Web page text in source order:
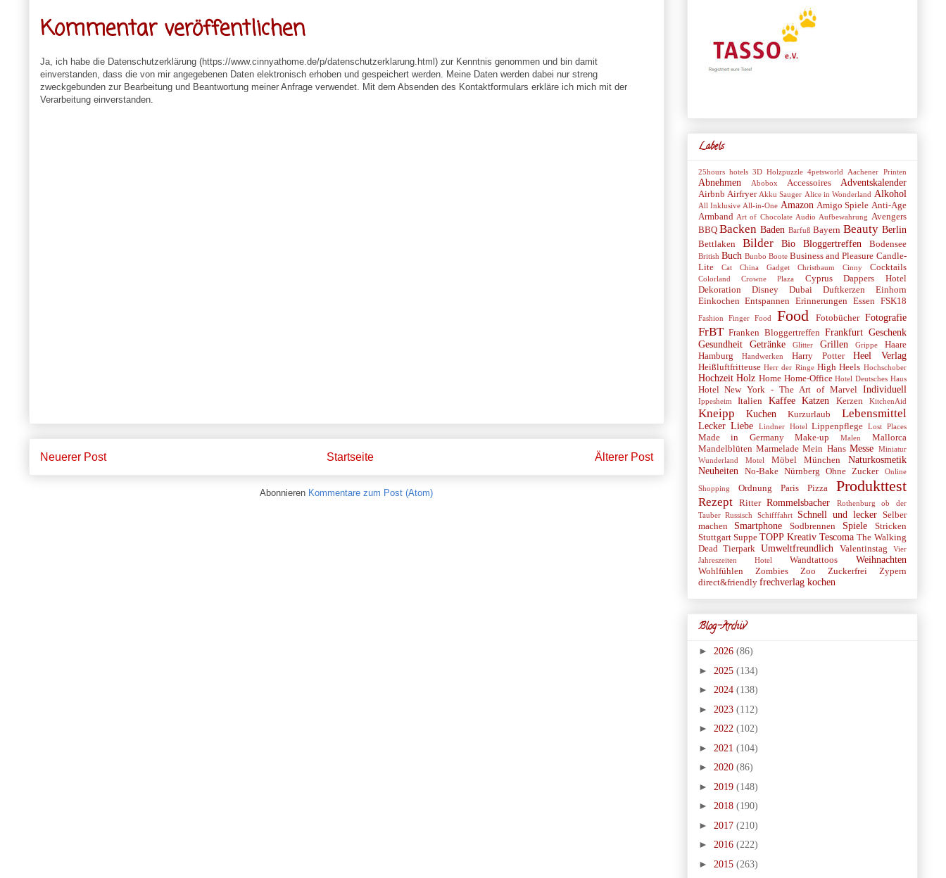
Kommentar veröffentlichen
Ja, ich habe die Datenschutzerklärung (https://www.cinnyathome.de/p/datenschutzerklarung.html) zur Kenntnis genommen und bin damit
einverstanden, dass die von mir angegebenen Daten elektronisch erhoben und gespeichert werden. Meine Daten werden dabei nur streng
zweckgebunden zur Bearbeitung und Beantwortung meiner Anfrage verwendet. Mit dem Absenden des Kontaktformulars erkläre ich mich mit der
Verarbeitung einverstanden.
Neuerer Post Älterer Post
Startseite
Abonnieren Kommentare zum Post (Atom)
Labels
25hours hotels 3D Holzpuzzle 4petsworld Aachener Printen
Abnehmen Abobox Accessoires Adventskalender
Airbnb Airfryer Akku Sauger Alice in Wonderland Alkohol
All Inklusive All-in-One Amazon Amigo Spiele Anti-Age
Armband Art of Chocolate Audio Aufbewahrung Avengers
BBQ Backen Baden Barfuß Bayern Beauty Berlin
Bettlaken Bilder Bio Bloggertreffen Bodensee
British Buch Bunbo Boote Business and Pleasure Candle-
Lite
Cat China Gadget Christbaum Cinny Cocktails
Colorland Crowne Plaza Cyprus
Dappers Hotel
Dekoration
Disney Dubai Duftkerzen
Einhorn
Einkochen Entspannen Erinnerungen Essen FSK18
Fashion Finger Food Food Fotobücher Fotografie
FrBT Franken Bloggertreffen Frankfurt Geschenk
Gesundheit
Getränke Glitter Grillen Grippe
Haare
Hamburg
Handwerken Harry Potter Heel Verlag
Heißluftfritteuse Herr der Ringe High Heels Hochschober
Hochzeit Holz Home Home-Office Hotel Deutsches Haus
Hotel New York - The Art of Marvel Individuell
Ippesheim Italien Kaffee Katzen Kerzen KitchenAid
Kneipp Kuchen Kurzurlaub Lebensmittel
Lecker Liebe Lindner Hotel Lippenpflege Lost Places
Made in Germany Make-up Malen
Mallorca
Mandelblüten Marmelade Mein Hans Messe Miniatur
Wunderland
Motel Möbel München
Naturkosmetik
Neuheiten
No-Bake Nürnberg Ohne Zucker
Online
Shopping
Ordnung Paris Pizza Produkttest
Rezept Ritter Rommelsbacher
Rothenburg ob der
Tauber Russisch Schifffahrt Schnell und lecker Selber
machen
Smartphone Sodbrennen Spiele
Stricken
Stuttgart Suppe TOPP Kreativ Tescoma The Walking
Dead Tierpark Umweltfreundlich Valentinstag
Vier
Jahreszeiten Hotel
Wandtattoos Weihnachten
Wohlfühlen Zombies Zoo Zuckerfrei
Zypern
direct&friendly frechverlag kochen
Blog-Archiv
► 2026 (86)
► 2025 (134)
► 2024 (138)
► 2023 (112)
► 2022 (102)
► 2021 (104)
► 2020 (86)
► 2019 (148)
► 2018 (190)
► 2017 (210)
► 2016 (222)
► 2015 (263)